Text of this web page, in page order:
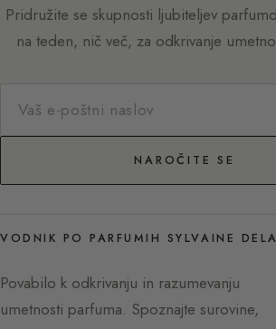
Pridružite se skupnosti ljubiteljev
na teden, nič več, za odkrivanje
NAROČITE SE
VODNIK PO PARFUMIH SYLVAINE
Povabilo k odkrivanju in razumevanju
umetnosti parfuma. Spoznajte surovine,